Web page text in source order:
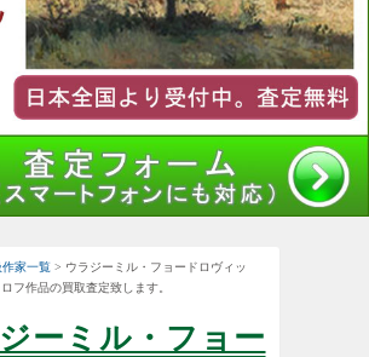
作家一覧 > ウラジーミル・フョードロヴィッ
フ作品の買取査定致します。
ーミル・フョー